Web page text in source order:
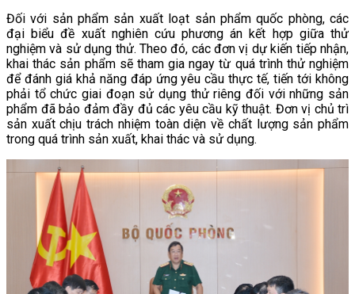
Đối với sản phẩm sản xuất loạt sản phẩm quốc phòng, các
đại biểu đề xuất nghiên cứu phương án kết hợp giữa thử
nghiệm và sử dụng thử. Theo đó, các đơn vị dự kiến tiếp nhận,
khai thác sản phẩm sẽ tham gia ngay từ quá trình thử nghiệm
để đánh giá khả năng đáp ứng yêu cầu thực tế, tiến tới không
phải tổ chức giai đoạn sử dụng thử riêng đối với những sản
phẩm đã bảo đảm đầy đủ các yêu cầu kỹ thuật. Đơn vị chủ trì
sản xuất chịu trách nhiệm toàn diện về chất lượng sản phẩm
trong quá trình sản xuất, khai thác và sử dụng.